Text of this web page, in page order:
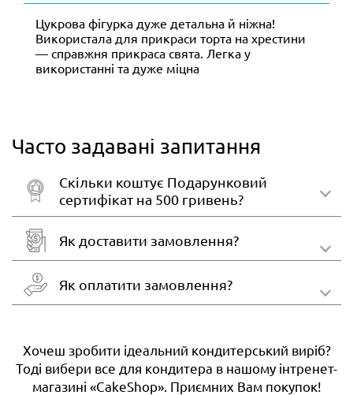
Цукрова фігурка дуже детальна й ніжна!
Використала для прикраси торта на хрестини
— справжня прикраса свята. Легка у
використанні та дуже міцна
Часто задавані запитання
Скільки коштує Подарунковий
сертифікат на 500 гривень?
Як доставити замовлення?
Як оплатити замовлення?
Хочеш зробити ідеальний кондитерський виріб?
Тоді вибери все для кондитера в нашому інтренет-
магазині «CakeShop». Приємних Вам покупок!